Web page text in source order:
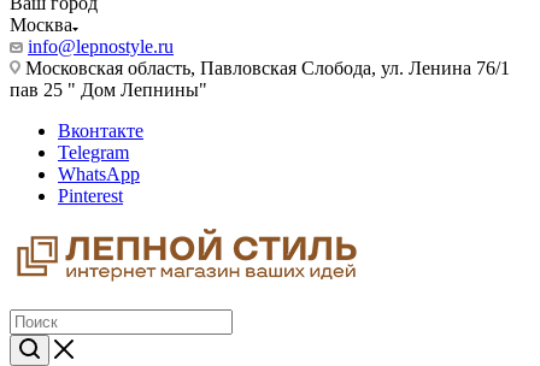
Москва
info@lepnostyle.ru
Московская область, Павловская Слобода, ул. Ленина 76/1
пав 25 " Дом Лепнины"
Вконтакте
Telegram
WhatsApp
Pinterest